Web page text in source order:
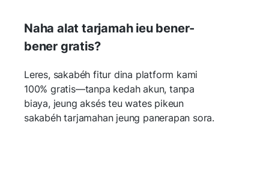
Naha alat tarjamah ieu bener-
bener gratis?
Leres, sakabéh fitur dina platform kami
100% gratis—tanpa kedah akun, tanpa
biaya, jeung aksés teu wates pikeun
sakabéh tarjamahan jeung panerapan sora.